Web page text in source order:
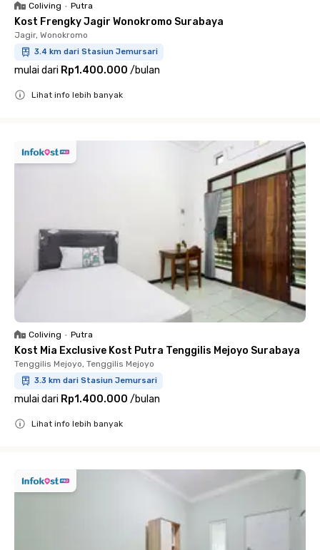
Coliving • Putra
Kost Frengky Jagir Wonokromo Surabaya
Jagir, Wonokromo
3.4 km dari Stasiun Jemursari
mulai dari Rp1.400.000 /bulan
Lihat info lebih banyak
Coliving • Putra
Kost Mia Exclusive Kost Putra Tenggilis Mejoyo Surabaya
Tenggilis Mejoyo, Tenggilis Mejoyo
3.3 km dari Stasiun Jemursari
mulai dari Rp1.400.000 /bulan
Lihat info lebih banyak